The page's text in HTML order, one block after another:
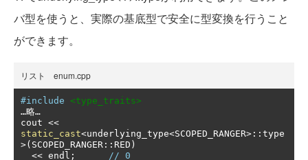
バ型を使うと、実際の基底型で安全に型変換を行うこと
ができます。
リスト enum.cpp
#include
<type_traits>
…略…
cout <<
static_cast<underlying_type<SCOPED_RANGER>:: type
>( SCOPED_RANGER :: RED )
<< endl ; // 0